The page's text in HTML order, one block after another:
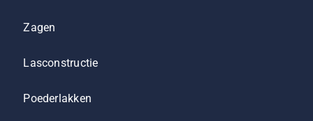
Zagen
Lasconstructie
Poederlakken